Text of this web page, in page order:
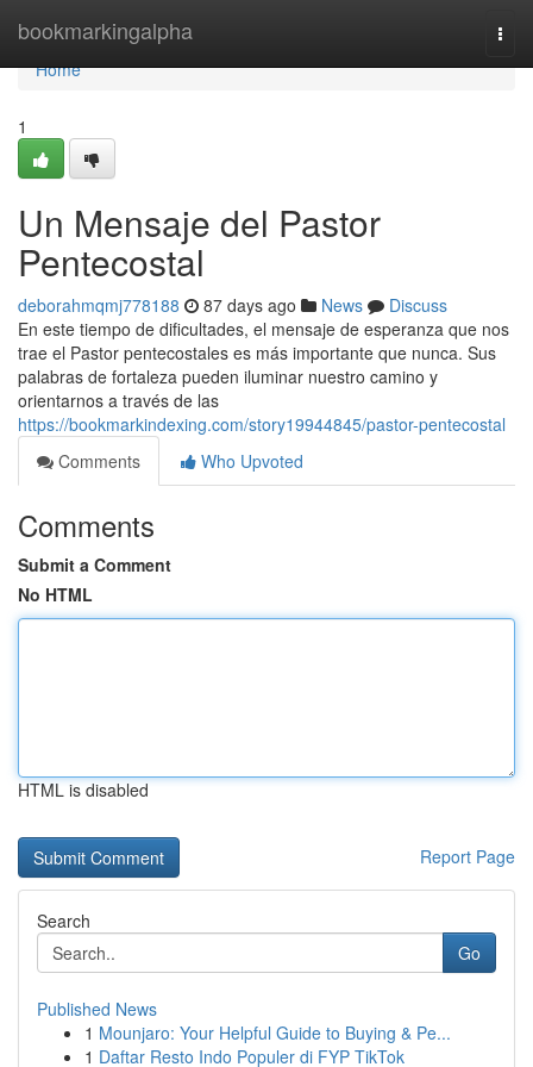
bookmarkingalpha
Home
Home
1
Un Mensaje del Pastor
Pentecostal
deborahmqmj778188 87 days ago News
Discuss
En este tiempo de dificultades, el mensaje de esperanza que nos
trae el Pastor pentecostales es más importante que nunca. Sus
palabras de fortaleza pueden iluminar nuestro camino y
orientarnos a través de las
https://bookmarkindexing.com/story19944845/pastor-pentecostal
Comments
Who Upvoted
Comments
Submit a Comment
No HTML
HTML is disabled
Report Page
Search
Go
Published News
1 Mounjaro: Your Helpful Guide to Buying & Pe...
1 Daftar Resto Indo Populer di FYP TikTok